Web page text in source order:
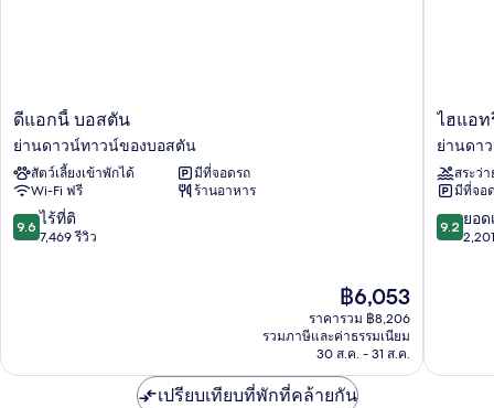
ดี
แอก
นี้
บอสตัน
ย่าน
ดาวน์
ทาวน์
ดีแอกนี้ บอสตัน
ย่านดาวน์ทาวน์ของบอสตัน
สัตว์เลี้ยงเข้าพักได้
มีที่จอดรถ
Wi-Fi ฟรี
ร้านอาหาร
9.6
จาก
9.6 ไร้ที่ติ
7,469 รีวิว
ราคา
ปัจจุบัน
คือ
฿6,053
฿6,053
ราคารวม ฿8,206
รวมภาษีและค่าธรรมเนียม
30 ส.ค. - 31 ส.ค.
ไฮ
แอ
ทรี
เจน
ซี
บอสตัน
ย่าน
ไฮแอ
ย่านดา
สระว่
มีที่จอ
9.2
จาก
9.2 ยอด
เปรียบเทียบที่พักที่คล้ายกัน